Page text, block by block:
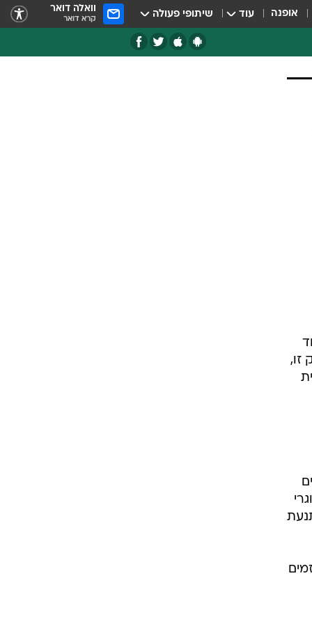
אופנה עוד שיתופי פעולה וואלה דואר
קרא דואר
8200. יחידת ענק זו,
להקים חברת סטארט-אפ ולקבל מימון. כ-150 בוגרי